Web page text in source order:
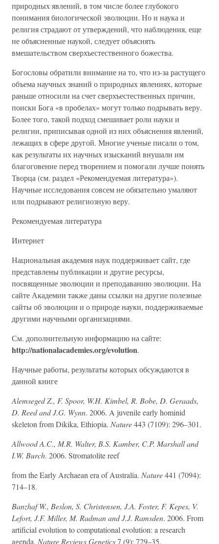
природных явлений, в том числе более глубокого
понимания биологической эволюции. Но и наука и
религия страдают от утверждений, что наблюдения, еще
не объясненные наукой, следует объяснять
вмешательством сверхъестественного божества.
Богословы обратили внимание на то, что из-за растущего
объема научных знаний о природных явлениях, которые
раньше относили на счет сверхъестественных причин,
поиски Бога «в пробелах» могут только подрывать веру.
Более того, такой подход смешивает роли науки и
религии, приписывая одной из них объяснения явлений,
лежащих в сфере другой. Многие ученые писали о том,
как результаты их научных изысканий внушали им
благоговение перед творением и помогали лучше понять
Творца (см. раздел «Рекомендуемая литература»).
Научные исследования совсем не обязательно умаляют
или подрывают религиозную веру.
Рекомендуемая литература
Интернет
Национальная академия наук поддерживает сайт, где
представлены публикации и другие ресурсы,
посвященные эволюции и преподаванию эволюции. На
сайте Академии также даны ссылки на другие полезные
сайты об эволюции и о природе науки, поддерживаемые
другими научными организациями.
См. дополнительную информацию на сайте:
http://nationalacademies.org/evolution.
Научные работы, результаты которых обсуждаются в
данной книге
Alemseged Z., F. Spoor, W.H. Kimbel, R. Bobe, D. Geraads,
D. Reed and J.G. Wynn. 2006. A juvenile early hominid
skeleton from Dikika, Ethiopia. Nature443 (7109): 296–301.
Allwood A.C., M.R. Walter, B.S. Kamber, C.P. Marshall and
I.W. Burch. 2006. Stromatolite reef
from the Early Archaean era of Australia. Nature441 (7094):
714–18.
Banzhaf W., Beslon, S. Christensen, J.A. Foster, F. Kepes, V.
Lefort, J.F. Miller, M. Radman and J.J. Ramsden. 2006. From
artificial evolution to computational evolution: a research
agenda. Nature Reviews Genetics7 (9): 729–35.